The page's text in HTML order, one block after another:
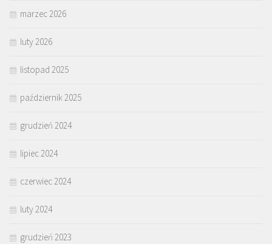
marzec 2026
luty 2026
listopad 2025
październik 2025
grudzień 2024
lipiec 2024
czerwiec 2024
luty 2024
grudzień 2023